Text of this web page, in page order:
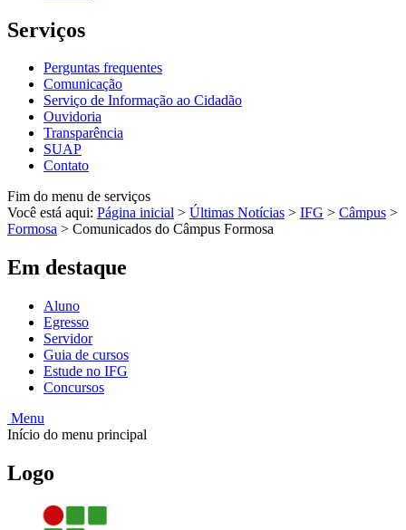
Serviços
Perguntas frequentes
Comunicação
Serviço de Informação ao Cidadão
Ouvidoria
Transparência
SUAP
Contato
Fim do menu de serviços
Você está aqui: Página inicial > Últimas Notícias > IFG > Câmpus >
Formosa > Comunicados do Câmpus Formosa
Em destaque
Aluno
Egresso
Servidor
Guia de cursos
Estude no IFG
Concursos
Menu
Início do menu principal
Logo